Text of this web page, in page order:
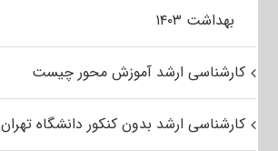
بهداشت ۱۴۰۳
کارشناسی ارشد آموزش محور چیست
کارشناسی ارشد بدون کنکور دانشگاه تهران